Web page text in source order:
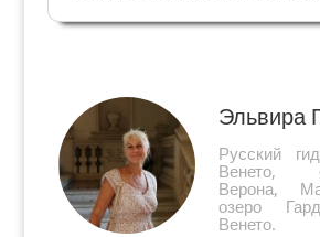
сомнение даже
Эльвира
Русский
Венето,
Верона,
озеро
Венето.